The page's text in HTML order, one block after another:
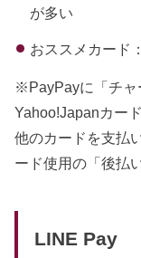
が多い
おススメカード
※PayPayに「チャ
Yahoo!Japanカー
他のカードを支払
ード使用の「後払
LINE Pay